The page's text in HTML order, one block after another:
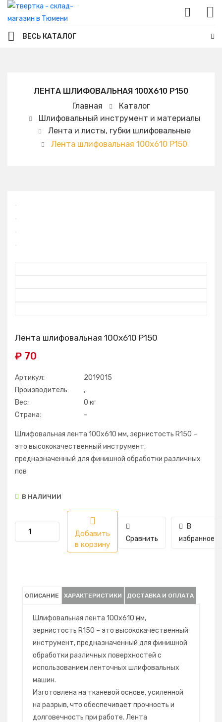
ВЕСЬ КАТАЛОГ
ЛЕНТА ШЛИФОВАЛЬНАЯ 100Х610 Р150
Главная
Каталог
Шлифовальный инструмент и материалы
Лента и листы, губки шлифовальные
Лента шлифовальная 100х610 Р150
Лента шлифовальная 100х610 Р150
₽ 70
Артикул:
2019015
Производитель:
,
Вес:
0 кг
Страна:
-
Шлифовальная лента 100х610 мм, зернистость R150 –
это высококачественный инструмент,
предназначенный для финишной обработки различных
пов
В НАЛИЧИИ
Добавить
в корзину
Сравнить
В
избранное
ОПИСАНИЕ ХАРАКТЕРИСТИКИ ДОСТАВКА И ОПЛАТА
Шлифовальная лента 100х610 мм,
зернистость R150 – это высококачественный
инструмент, предназначенный для финишной
обработки различных поверхностей с
использованием ленточных шлифовальных
машин.
Изготовлена на тканевой основе, усиленной
на разрыв, что обеспечивает прочность и
долговечность при работе. Лента